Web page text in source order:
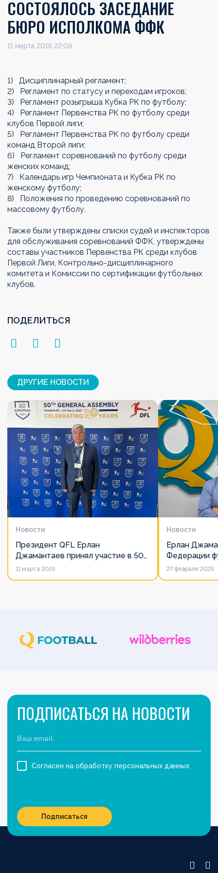
СОСТОЯЛОСЬ ЗАСЕДАНИЕ
БЮРО ИСПОЛКОМА ФФК
11 марта 2016 22:08
1) Дисциплинарный регламент;
2) Регламент по статусу и переходам игроков;
3) Регламент розыгрыша Кубка РК по футболу;
4) Регламент Первенства РК по футболу среди
клубов Первой лиги;
5) Регламент Первенства РК по футболу среди
команд Второй лиги;
6) Регламент соревнований по футболу среди
женских команд;
7) Календарь игр Чемпионата и Кубка РК по
женскому футболу;
8) Положения по проведению соревнований по
массовому футболу.
Также были утверждены списки судей и инспекторов
для обслуживания соревнований ФФК, утверждены
составы участников Первенства РК среди клубов
Первой Лиги, Контрольно-дисциплинарного
комитета и Комиссии по сертификации футбольных
клубов.
ПОДЕЛИТЬСЯ
ДРУГИЕ НОВОСТИ
Новости
Президент QFL Ерлан
Джамантаев принял участие в 50-
м Общем собрании Европейских
11 марта 2025
Новости
Ерлан
Федерации
дорожит
27 февраля 2025
ПОДПИСАТЬСЯ НА НОВОСТИ
Согласен на обработку персональных данных
Подписаться